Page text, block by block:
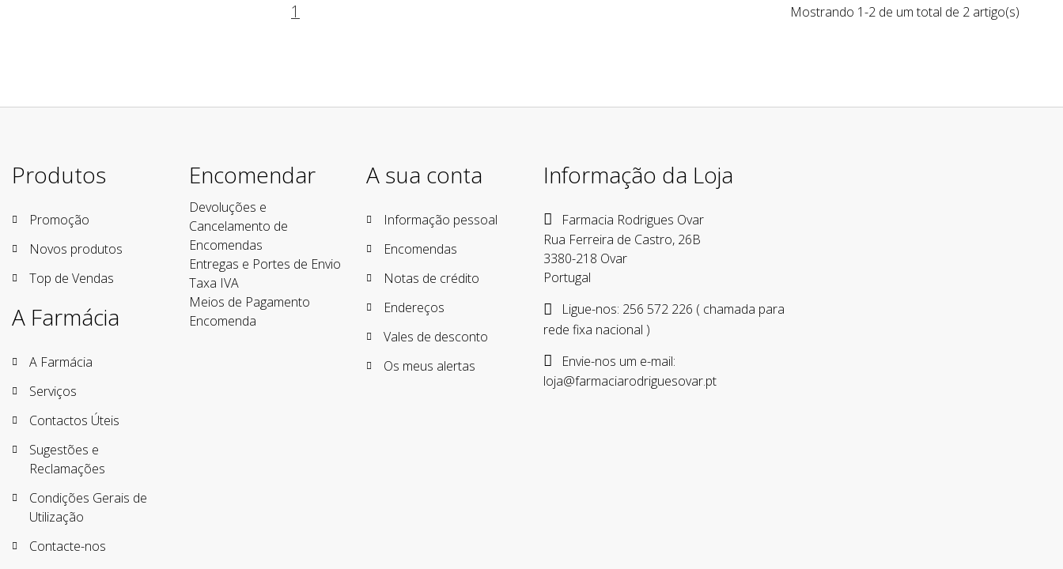
Mostrando 1-2 de um total de 2 artigo(s)
1
Produtos
Promoção
Novos produtos
Top de Vendas
A Farmácia
A Farmácia
Serviços
Contactos Úteis
Sugestões e
Reclamações
Condições Gerais de
Utilização
Contacte-nos
Encomendar
Devoluções e
Cancelamento de
Encomendas
Entregas e Portes de Envio
Taxa IVA
Meios de Pagamento
Encomenda
A sua conta
Informação pessoal
Encomendas
Notas de crédito
Endereços
Vales de desconto
Os meus alertas
Informação da Loja
Farmacia Rodrigues Ovar
Rua Ferreira de Castro, 26B
3380-218 Ovar
Portugal
Ligue-nos: 256 572 226 ( chamada para
rede fixa nacional )
Envie-nos um e-mail:
loja@farmaciarodriguesovar.pt